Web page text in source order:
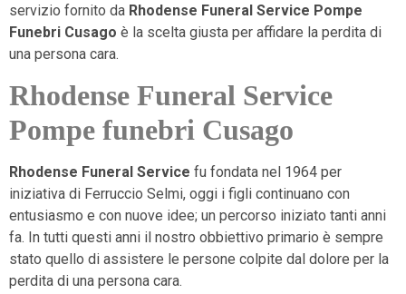
servizio fornito da Rhodense Funeral Service Pompe
Funebri Cusago è la scelta giusta per affidare la perdita di
una persona cara.
Rhodense Funeral Service
Pompe funebri Cusago
Rhodense Funeral Service fu fondata nel 1964 per
iniziativa di Ferruccio Selmi, oggi i figli continuano con
entusiasmo e con nuove idee; un percorso iniziato tanti anni
fa. In tutti questi anni il nostro obbiettivo primario è sempre
stato quello di assistere le persone colpite dal dolore per la
perdita di una persona cara.